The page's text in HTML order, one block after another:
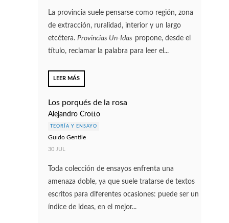
La provincia suele pensarse como región, zona
de extracción, ruralidad, interior y un largo
etcétera. Provincias Un-Idas propone, desde el
título, reclamar la palabra para leer el...
LEER MÁS
Los porqués de la rosa
Alejandro Crotto
TEORÍA Y ENSAYO
Guido Gentile
30 JUL
Toda colección de ensayos enfrenta una
amenaza doble, ya que suele tratarse de textos
escritos para diferentes ocasiones: puede ser un
índice de ideas, en el mejor...